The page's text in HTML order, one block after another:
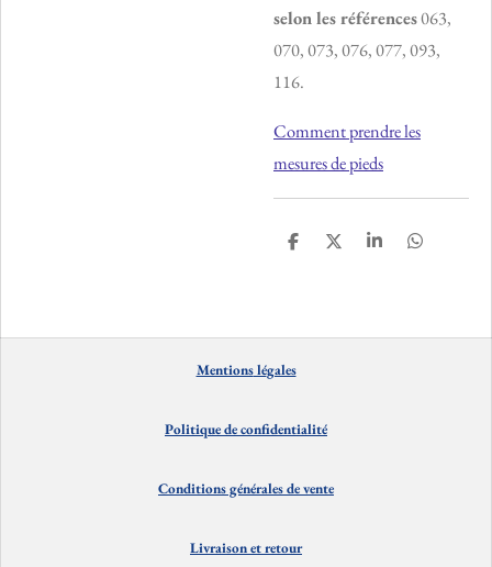
selon les références063,
070, 073, 076, 077, 093,
116.
Comment prendre les
mesures de pieds
P
g
r
P
g
P
g
P
g
Mentionslégales
Politique de confidentialité
Conditions générales de vente
Livraison etretour